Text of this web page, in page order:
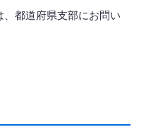
、都道府県支部にお問い